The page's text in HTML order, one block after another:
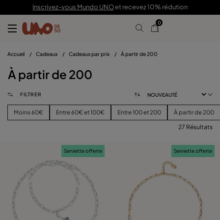
Inscrivez-vous Mundo UNOet recevez 10% rédution
0
Accueil / Cadeaux / Cadeaux par prix / À partir de 200
À partir de 200
FILTRER
Moins 60€ Entre 60€ et 100€ Entre 100 et 200 À partir de 200
CATÉGORIE
voir les produits (
Effacer Les Filtres
27 Résultats
Serviette offerte Serviette offerte